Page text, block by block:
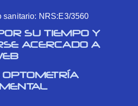
sanitario: NRS:E3/3560
SU TIEMPO Y
ACERCADO A